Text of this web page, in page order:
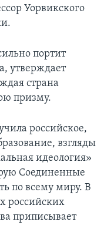
Уорвикского
портит
утверждает
страна
призму.
российское,
взгляды
идеология»
Соединенные
по всему миру. В
российских
приписывает